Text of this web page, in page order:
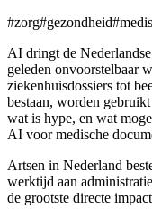
#zorg#gezondheid#
AI dringt de
geleden onvoorstelbaar
ziekenhuisdossiers tot
bestaan, worden
wat is hype, en wat
AI voor medische
Artsen in Nederland
werktijd aan
de grootste directe